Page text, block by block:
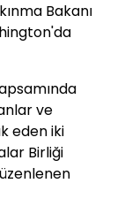
Bakanı
ve
eden iki
Birliği